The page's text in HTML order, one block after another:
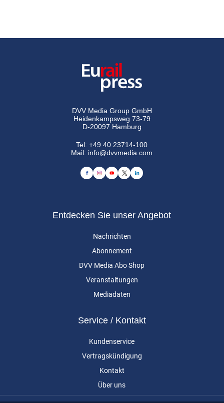
DVV Media Group GmbH
Heidenkampsweg 73-79
D-20097 Hamburg
Tel:+49 40 23714-100
Mail: info@dvvmedia.com
Entdecken Sie unser Angebot
Nachrichten
Abonnement
DVV Media Abo Shop
Veranstaltungen
Mediadaten
Service / Kontakt
Kundenservice
Vertragskündigung
Kontakt
Über uns